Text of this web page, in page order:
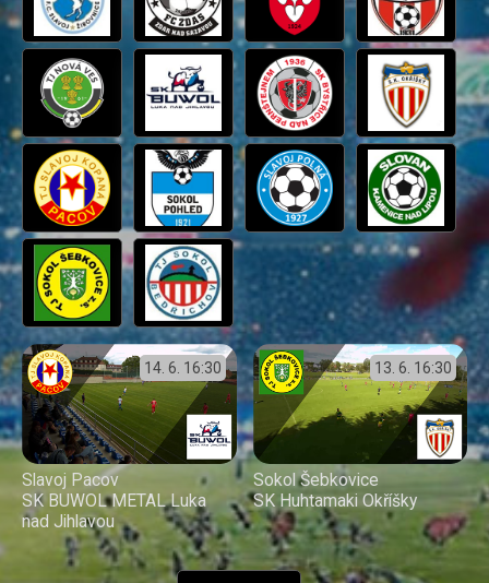
14. 6. 16:30
Slavoj Pacov
SK BUWOL METAL Luka
nad Jihlavou
13. 6. 16:30
Sokol Šebkovice
SK Huhtamaki Okříšky